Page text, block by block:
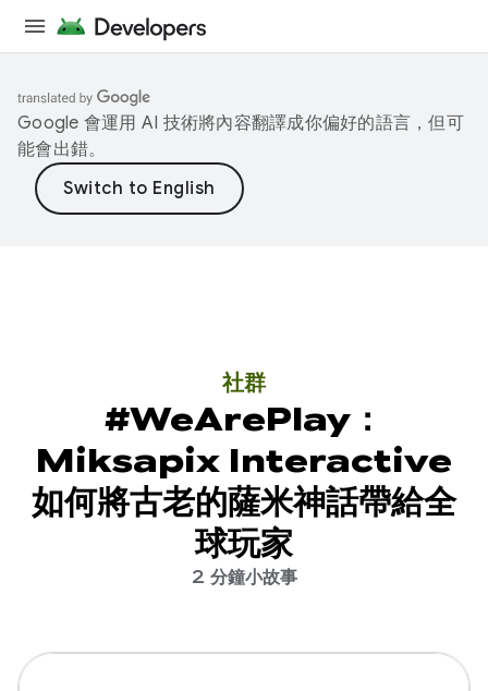
Google 會運用 AI 技術將內容翻譯成你偏好的語言，但可
能會出錯。
社群
#WeArePlay：
Miksapix Interactive
如何將古老的薩米神話帶給全
球玩家
2 分鐘小故事